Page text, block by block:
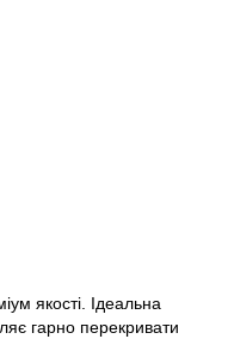
якості. Ідеальна
гарно перекривати